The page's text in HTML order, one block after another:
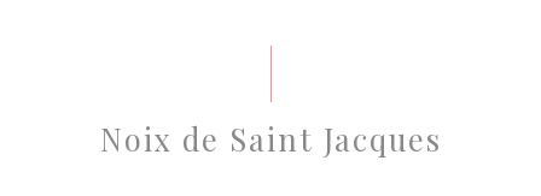
Noix de Saint Jacques